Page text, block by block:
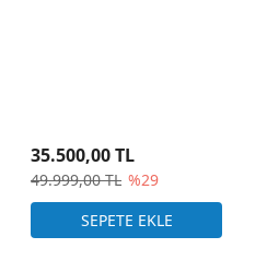
49.999,00 TL %29
35.500,00 TL